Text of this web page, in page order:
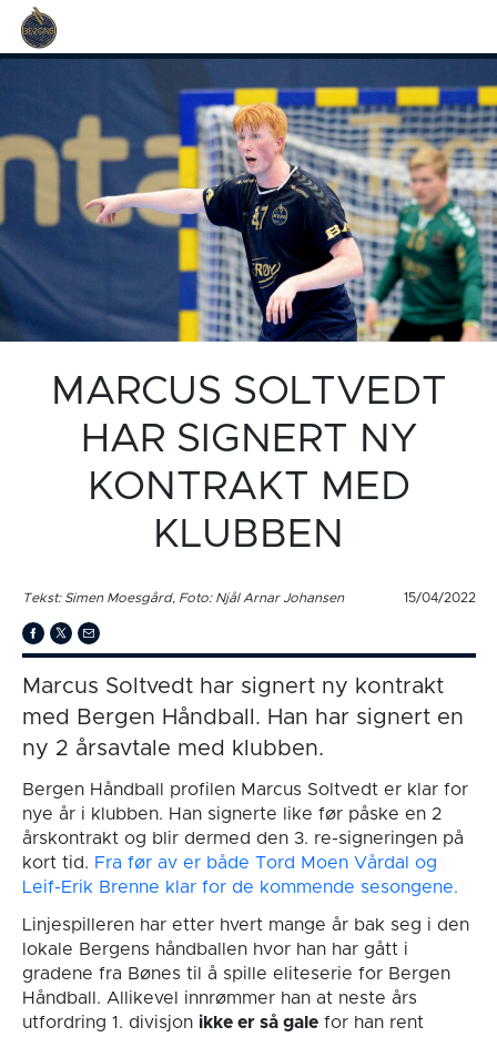
MARCUS SOLTVEDT
HAR SIGNERT NY
KONTRAKT MED
KLUBBEN
Tekst: Simen Moesgård, Foto: Njål Arnar Johansen 15/04/2022
Marcus Soltvedt har signert ny kontrakt
med Bergen Håndball. Han har signert en
ny 2 årsavtale med klubben.
Bergen Håndball profilen Marcus Soltvedt er klar for
nye år i klubben. Han signerte like før påske en 2
årskontrakt og blir dermed den 3. re-signeringen på
kort tid. Fra før av er både Tord Moen Vårdal og
Leif-Erik Brenne klar for de kommende sesongene.
Linjespilleren har etter hvert mange år bak seg i den
lokale Bergens håndballen hvor han har gått i
gradene fra Bønes til å spille eliteserie for Bergen
Håndball. Allikevel innrømmer han at neste års
utfordring 1. divisjon ikke er så galefor han rent